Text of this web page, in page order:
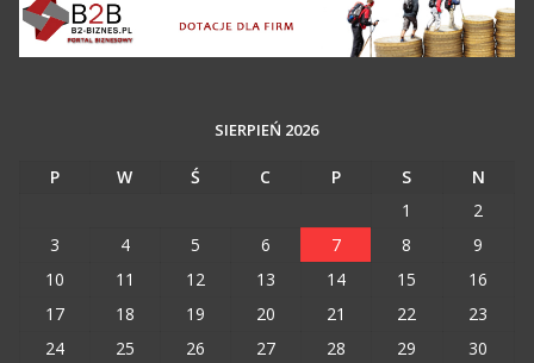
SIERPIEŃ 2026
P W Ś C P S
N
1
2
3
4 5 6 7 8
9
10
11 12 13 14 15
16
17
18 19 20 21 22
23
24
25 26 27 28 29 30